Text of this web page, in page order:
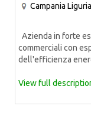
Campania Liguria
Azienda in forte
commerciali con
dell'efficienza
View full